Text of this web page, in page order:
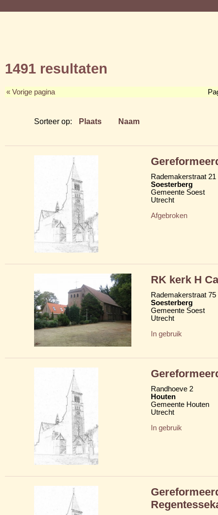
1491 resultaten
« Vorige pagina
Sorteer op: Plaats Naam
Rademakerstraat 21
Soesterberg
Gemeente Soest
Utrecht
Afgebroken
RK kerk H
Rademakerstraat 75
Soesterberg
Gemeente Soest
Utrecht
In gebruik
Randhoeve 2
Houten
Gemeente Houten
Utrecht
In gebruik